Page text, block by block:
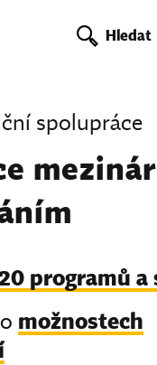
Hledat
spolupráce
programů a
možnostech